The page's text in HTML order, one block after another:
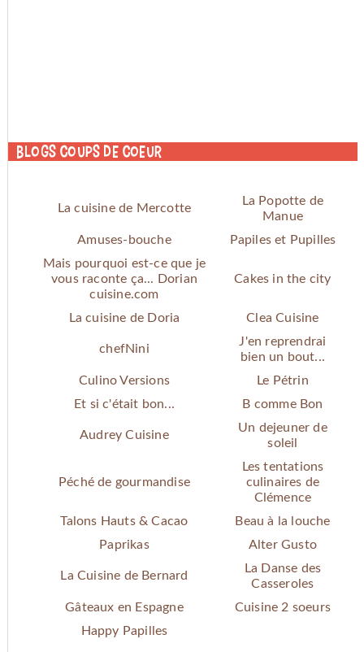
Blogs coups de coeur
La cuisine de Mercotte
La Popotte de
Manue
Amuses-bouche
Papiles et Pupilles
Mais pourquoi est-ce que je
vous raconte ça... Dorian
cuisine.com
Cakes in the city
La cuisine de Doria Clea Cuisine
chefNini
J'en reprendrai
bien un bout...
Culino Versions
Le Pétrin
Et si c'était bon...
B comme Bon
Audrey Cuisine
Un dejeuner de
soleil
Péché de gourmandise
Les tentations
culinaires de
Clémence
Talons Hauts & Cacao
Beau à la louche
Paprikas
Alter Gusto
La Cuisine de Bernard
La Danse des
Casseroles
Gâteaux en Espagne
Cuisine 2 soeurs
Happy Papilles